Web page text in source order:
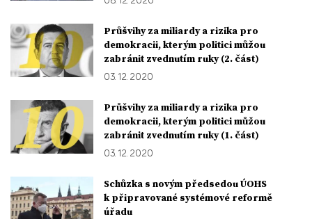
Průšvihy za miliardy a rizika pro
demokracii, kterým politici můžou
zabránit zvednutím ruky (2. část)
03. 12. 2020
Průšvihy za miliardy a rizika pro
demokracii, kterým politici můžou
zabránit zvednutím ruky (1. část)
03. 12. 2020
Schůzka s novým předsedou ÚOHS
k připravované systémové reformě
úřadu